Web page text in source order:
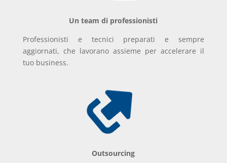
Un team di professionisti
Professionisti e tecnici preparati e sempre
aggiornati, che lavorano assieme per accelerare il
tuo business.

Outsourcing